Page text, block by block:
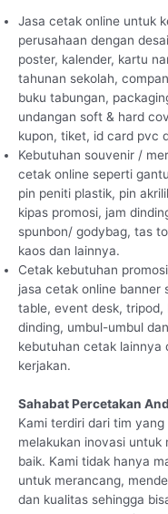
Jasa cetak online untuk
perusahaan dengan
poster, kalender, kartu
tahunan sekolah,
buku tabungan,
undangan soft & hard
kupon, tiket, id card pvc
Kebutuhan souvenir /
cetak online seperti
pin peniti plastik, pin
kipas promosi, jam
spunbon/ godybag, tas
kaos dan lainnya.
Cetak kebutuhan
jasa cetak online banner
table, event desk,
dinding, umbul-umbul
kebutuhan cetak lainnya
kerjakan.
Sahabat Percetakan
Kami terdiri dari tim
melakukan inovasi untuk
baik. Kami tidak hanya
untuk merancang,
dan kualitas sehingga